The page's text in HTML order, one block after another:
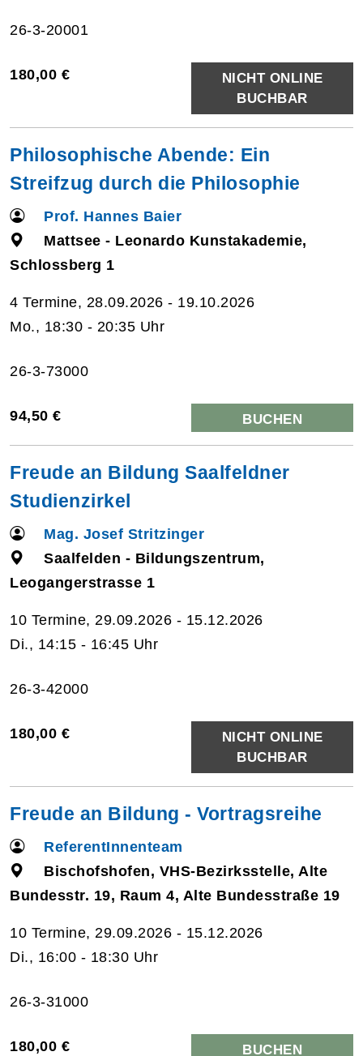
26-3-20001
180,00 €
NICHT ONLINE
BUCHBAR
Philosophische Abende: Ein
Streifzug durch die Philosophie
Prof. Hannes Baier
Mattsee - Leonardo Kunstakademie,
Schlossberg 1
4 Termine, 28.09.2026 - 19.10.2026
Mo., 18:30 - 20:35 Uhr
26-3-73000
94,50 € BUCHEN
Freude an Bildung Saalfeldner
Studienzirkel
Mag. Josef Stritzinger
Saalfelden - Bildungszentrum,
Leogangerstrasse 1
10 Termine, 29.09.2026 - 15.12.2026
Di., 14:15 - 16:45 Uhr
26-3-42000
180,00 €
NICHT ONLINE
BUCHBAR
Freude an Bildung - Vortragsreihe
ReferentInnenteam
Bischofshofen, VHS-Bezirksstelle, Alte
Bundesstr. 19, Raum 4, Alte Bundesstraße 19
10 Termine, 29.09.2026 - 15.12.2026
Di., 16:00 - 18:30 Uhr
26-3-31000
180,00 € BUCHEN